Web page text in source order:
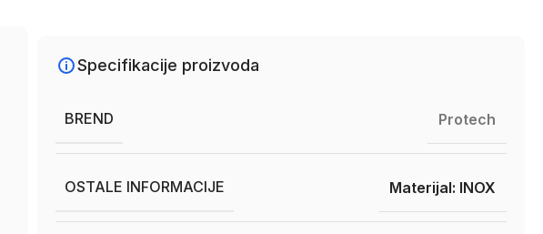
Specifikacije proizvoda
BREND Protech
OSTALE INFORMACIJE Materijal: INOX